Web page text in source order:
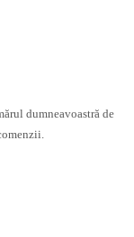
dumneavoastră de